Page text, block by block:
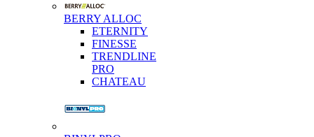
BERRY ALLOC
ETERNITY
FINESSE
TRENDLINE
PRO
CHATEAU